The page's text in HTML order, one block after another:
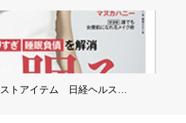
トアイテム 日経ヘルス…